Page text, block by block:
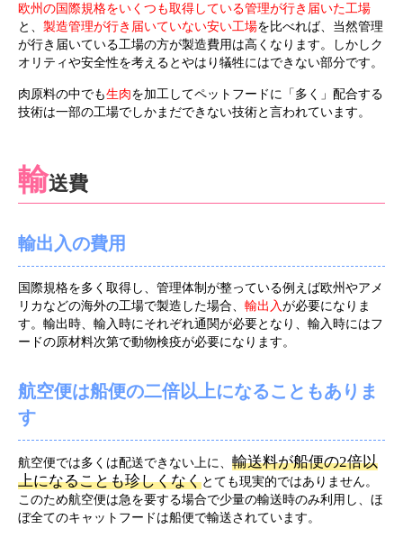
欧州の国際規格をいくつも取得している管理が行き届いた工場
と、 製造管理が行き届いていない安い工場を比べれば、当然管理
が行き届いている工場の方が製造費用は高くなります。しかしク
オリティや安全性を考えるとやはり犠牲にはできない部分です。
肉原料の中でも生肉を加工してペットフードに「多く」配合する
技術は一部の工場でしかまだできない技術と言われています。
輸送費
輸出入の費用
国際規格を多く取得し、管理体制が整っている例えば欧州やアメ
リカなどの海外の工場で製造した場合、 輸出入が必要になりま
す。輸出時、輸入時にそれぞれ通関が必要となり、輸入時にはフ
ードの原材料次第で動物検疫が必要になります。
航空便は船便の二倍以上になることもありま
す
航空便では多くは配送できない上に、 輸送料が船便の2倍以
上になることも珍しくなくとても現実的ではありません。
このため航空便は急を要する場合で少量の輸送時のみ利用し、ほ
ぼ全てのキャットフードは船便で輸送されています。